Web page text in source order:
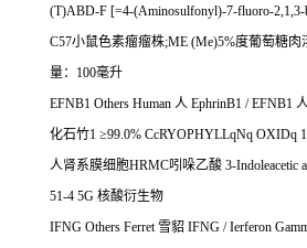
(T)ABD-F [=4-(Aminosulfonyl)-7-fluoro-2,1,3-
C57小鼠色素瘤瘤株;ME (Me)5%度葡萄糖肉
量： 100毫升
EFNB1 Others Human 人 EphrinB1 / EFNB1
化石竹1 ≥99.0% CcRYOPHYLLqNq OXIDq
人肾系膜细胞HRMC吲哚乙酸 3-Indoleacetic
51-4 5G 核酸衍生物
IFNG Others Ferret 雪貂 IFNG / Ierferon